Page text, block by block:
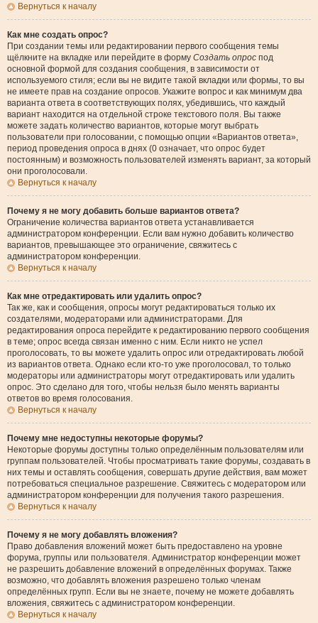
Вернуться к началу
Как мне создать опрос?
При создании темы или редактировании первого сообщения темы
щёлкните на вкладке или перейдите в форму Создать опрос под
основной формой для создания сообщения, в зависимости от
используемого стиля; если вы не видите такой вкладки или формы, то вы
не имеете прав на создание опросов. Укажите вопрос и как минимум два
варианта ответа в соответствующих полях, убедившись, что каждый
вариант находится на отдельной строке текстового поля. Вы также
можете задать количество вариантов, которые могут выбрать
пользователи при голосовании, с помощью опции «Вариантов ответа»,
период проведения опроса в днях (0 означает, что опрос будет
постоянным) и возможность пользователей изменять вариант, за который
они проголосовали.
Вернуться к началу
Почему я не могу добавить больше вариантов ответа?
Ограничение количества вариантов ответа устанавливается
администратором конференции. Если вам нужно добавить количество
вариантов, превышающее это ограничение, свяжитесь с
администратором конференции.
Вернуться к началу
Как мне отредактировать или удалить опрос?
Так же, как и сообщения, опросы могут редактироваться только их
создателями, модераторами или администраторами. Для
редактирования опроса перейдите к редактированию первого сообщения
в теме; опрос всегда связан именно с ним. Если никто не успел
проголосовать, то вы можете удалить опрос или отредактировать любой
из вариантов ответа. Однако если кто-то уже проголосовал, то только
модераторы или администраторы могут отредактировать или удалить
опрос. Это сделано для того, чтобы нельзя было менять варианты
ответов во время голосования.
Вернуться к началу
Почему мне недоступны некоторые форумы?
Некоторые форумы доступны только определённым пользователям или
группам пользователей. Чтобы просматривать такие форумы, создавать в
них темы и оставлять сообщения, совершать другие действия, вам может
потребоваться специальное разрешение. Свяжитесь с модератором или
администратором конференции для получения такого разрешения.
Вернуться к началу
Почему я не могу добавлять вложения?
Право добавления вложений может быть предоставлено на уровне
форума, группы или пользователя. Администратор конференции может
не разрешить добавление вложений в определённых форумах. Также
возможно, что добавлять вложения разрешено только членам
определённых групп. Если вы не знаете, почему не можете добавлять
вложения, свяжитесь с администратором конференции.
Вернуться к началу